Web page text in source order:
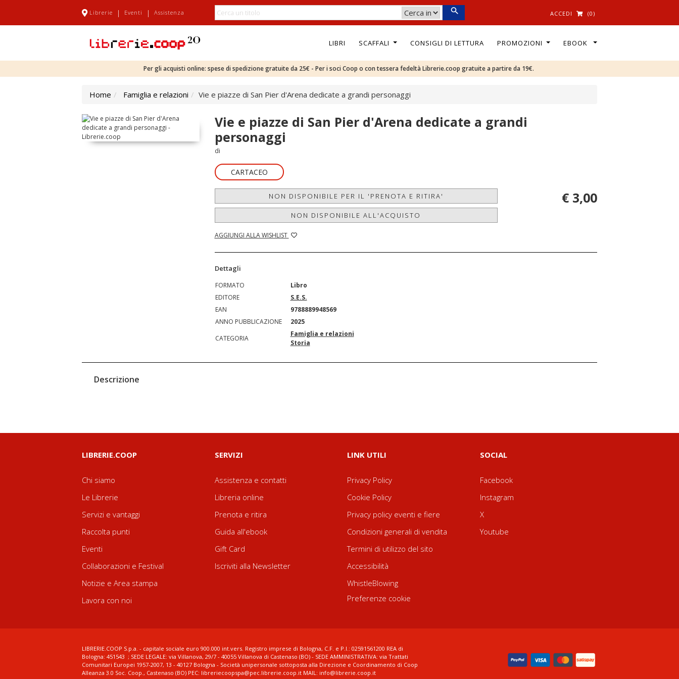
Librerie | Eventi | Assistenza ACCEDI (0)
LIBRI SCAFFALI CONSIGLI DI LETTURA PROMOZIONI EBOOK
Per gli acquisti online: spese di spedizione gratuite da 25€ - Per i soci Coop o con tessera fedeltà Librerie.coop gratuite a partire da 19€.
Home Famiglia e relazioni Vie e piazze di San Pier d'Arena dedicate a grandi personaggi
Vie e piazze di San Pier d'Arena dedicate a grandi
personaggi
di
CARTACEO
NON DISPONIBILE PER IL 'PRENOTA E RITIRA'
NON DISPONIBILE ALL'ACQUISTO
AGGIUNGI ALLA WISHLIST
€ 3,00
Dettagli
FORMATO
Libro
EDITORE
S.E.S.
EAN
9788889948569
ANNO PUBBLICAZIONE
2025
CATEGORIA
Famiglia e relazioni
Storia
Descrizione
LIBRERIE.COOP
Chi siamo
Le Librerie
Servizi e vantaggi
Raccolta punti
Eventi
Collaborazioni e Festival
Notizie e Area stampa
Lavora con noi
SERVIZI
Assistenza e contatti
Libreria online
Prenota e ritira
Guida all'ebook
Gift Card
Iscriviti alla Newsletter
LINK UTILI
Privacy Policy
Cookie Policy
Privacy policy eventi e fiere
Condizioni generali di vendita
Termini di utilizzo del sito
Accessibilità
WhistleBlowing
Preferenze cookie
SOCIAL
Facebook
Instagram
X
Youtube
LIBRERIE.COOP S.p.a. - capitale sociale euro 900.000 int.vers. Registro imprese di Bologna, C.F. e P.I.: 02591561200 REA di
Bologna: 451543 ; SEDE LEGALE: via Villanova, 29/7 - 40055 Villanova di Castenaso (BO) - SEDE AMMINISTRATIVA: via Trattati
Comunitari Europei 1957-2007, 13 - 40127 Bologna - Società unipersonale sottoposta alla Direzione e Coordinamento di Coop
Alleanza 3.0 Soc. Coop., Castenaso (BO) PEC: libreriecoopspa@pec.librerie.coop.it MAIL: info@librerie.coop.it